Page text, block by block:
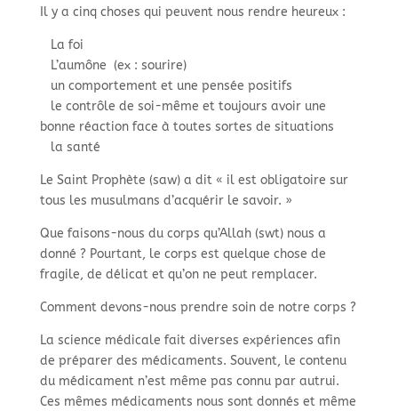
Il y a cinq choses qui peuvent nous rendre heureux :
La foi
L’aumône (ex : sourire)
un comportement et une pensée positifs
le contrôle de soi-même et toujours avoir une
bonne réaction face à toutes sortes de situations
la santé
Le Saint Prophète (saw) a dit « il est obligatoire sur
tous les musulmans d’acquérir le savoir. »
Que faisons-nous du corps qu’Allah (swt) nous a
donné ? Pourtant, le corps est quelque chose de
fragile, de délicat et qu’on ne peut remplacer.
Comment devons-nous prendre soin de notre corps ?
La science médicale fait diverses expériences afin
de préparer des médicaments. Souvent, le contenu
du médicament n’est même pas connu par autrui.
Ces mêmes médicaments nous sont donnés et même